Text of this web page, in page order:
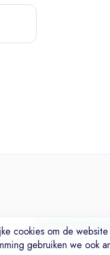
Vacatures Niches
cookies om de
gebruiken we ook